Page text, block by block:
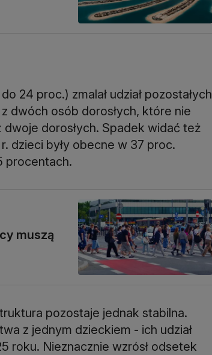
24 proc.) zmalał udział pozostałych
dwóch osób dorosłych, które nie
dorosłych. Spadek widać też
dzieci były obecne w 37 proc.
procentach.
muszą
pozostaje jednak stabilna.
z jednym dzieckiem - ich udział
roku. Nieznacznie wzrósł odsetek